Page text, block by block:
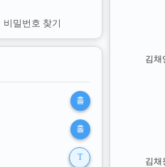
비밀번호 찾기
홀
홀
T
김채
김채